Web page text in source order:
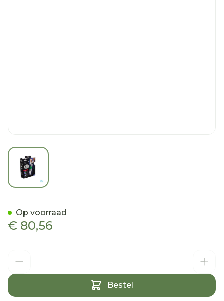
View larger image
€ 80,56
Bestel
Op voorraad